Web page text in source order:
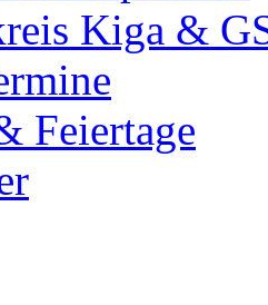
Kiga &
Feiertage